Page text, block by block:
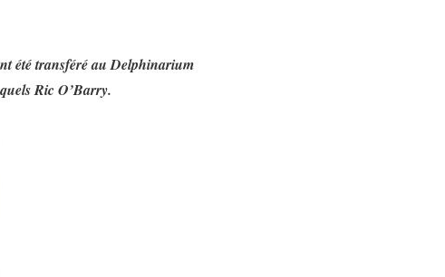
été transféré au Delphinarium
Ric O’Barry.